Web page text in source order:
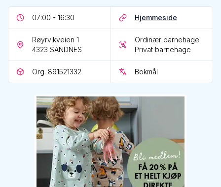
07:00 - 16:30 Hjemmeside
Røyrvikveien 1
4323 SANDNES
Ordinær barnehage
Privat barnehage
Org. 891521332 Bokmål